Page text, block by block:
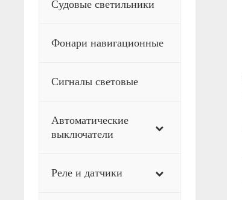
Судовые светильники
Фонари навигационные
Сигналы световые
Автоматические
выключатели
Реле и датчики